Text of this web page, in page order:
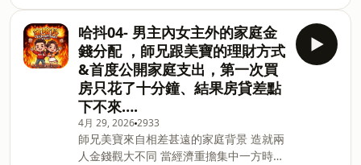
固定更新 📱 更多主持人的生活日常請追
蹤Instagram 美寶 ihua_chen 師兄
jus0924 來賓 Joe holditagainstcriminal
💌 合作邀約聯繫 meatmuq@gmail.com
📻 以下平台也可以聽到我們的Podcast
Apple Podcast : http
人生，其實小時候經歷過許多不幸…. 有關
於美寶小時候不快樂的成長經歷 首度在金
哈抖公開 趕快一起聽下去吧 📅 每週四固
定更新 📱 更多主持人的生活日常請追蹤
Instagram 美寶 ihua_chen 師兄
jus0924 💌 合作邀約聯繫
meatmuq@gmail.com 📻 以下平台也可
以聽到我們的Podcast Apple Podcast :
https://reurl.cc/xWv15e Soundon :
哈抖04- 男主內女主外的家庭金
錢分配 ，師兄跟美寶的理財方式
&首度公開家庭支出，第一次買
房只花了十分鐘、結果房貸差點
下不來….
4月 29, 20262933
師兄美寶來自相差甚遠的家庭背景 造就兩
人金錢觀大不同 當經濟重擔集中一方時，